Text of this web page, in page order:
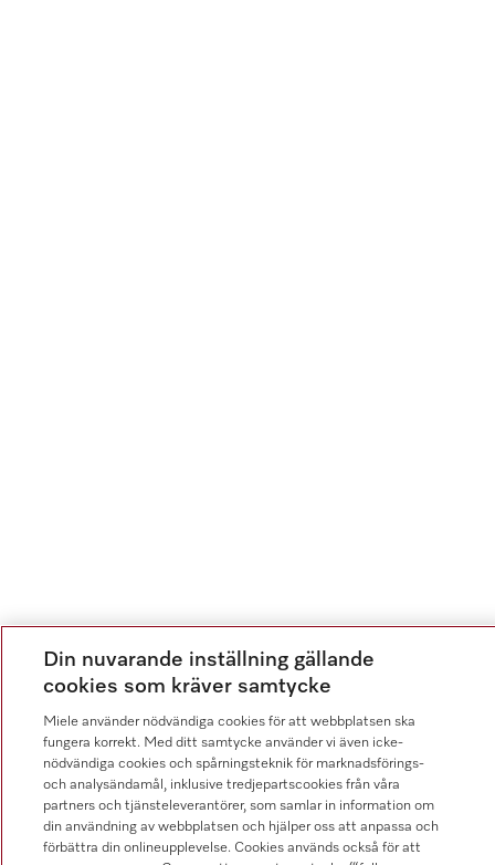
Din nuvarande inställning gällande
cookies som kräver samtycke
Miele använder nödvändiga cookies för att webbplatsen ska
fungera korrekt. Med ditt samtycke använder vi även icke-
nödvändiga cookies och spårningsteknik för marknadsförings-
och analysändamål, inklusive tredjepartscookies från våra
partners och tjänsteleverantörer, som samlar in information om
din användning av webbplatsen och hjälper oss att anpassa och
förbättra din onlineupplevelse. Cookies används också för att